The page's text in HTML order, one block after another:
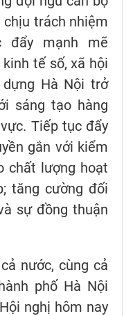
chịu trách nhiệm
đẩy mạnh mẽ
tế số, xã hội
Hà Nội trở
sáng tạo hàng
Tiếp tục đẩy
gắn với kiểm
chất lượng hoạt
tăng cường đối
sự đồng thuận
nước, cùng cả
phố Hà Nội
nghị hôm nay